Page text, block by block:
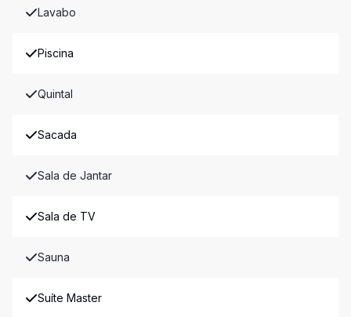
Lavabo
Piscina
Quintal
Sacada
Sala de Jantar
Sala de TV
Sauna
Suíte Master